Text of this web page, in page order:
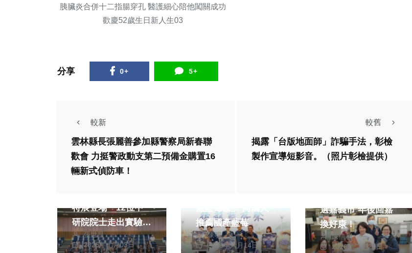
胰臟炎合併十二指腸穿孔 醫護細心陪他闖關成功
歡慶52歲生日新人生03
分享 0+ 5+
較新
雲林縣長張麗善參加縣警察局新春聯
歡會 力挺警政動支第二預備金購置16
輛新式偵防車！
較舊
揭露「台版地面師」詐騙手法，彰檢
製作宣導短影音。（照片彰檢提供）
社會 綜合新聞
文教
特展登場 12位中
研院院士走出實驗
室 讓科研成就走進
張世昌
2026年七月03日
社會
推薦國產藍莓
陳明
2026年六月14日
選嘉義市 年後回嘉
換好康！
陳信利
2026年二月21日
綜合新聞 健康
嘉義市衛生局考評第
一再＋1 綜合獎四連